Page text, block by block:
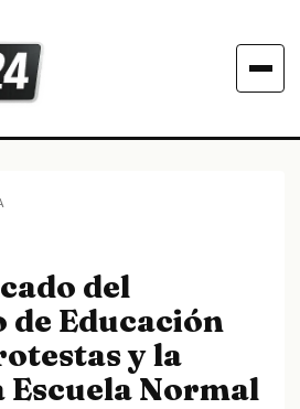
del
Educación
y la
Escuela Normal